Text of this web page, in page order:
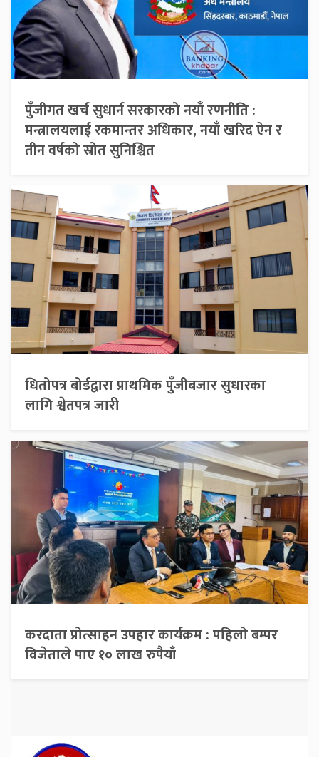
पुँजीगत खर्च सुधार्न सरकारको नयाँ रणनीति :
मन्त्रालयलाई रकमान्तर अधिकार, नयाँ खरिद ऐन र
तीन वर्षको स्रोत सुनिश्चित
धितोपत्र बोर्डद्वारा प्राथमिक पुँजीबजार सुधारका
लागि श्वेतपत्र जारी
करदाता प्रोत्साहन उपहार कार्यक्रम : पहिलो बम्पर
विजेताले पाए १० लाख रुपैयाँ